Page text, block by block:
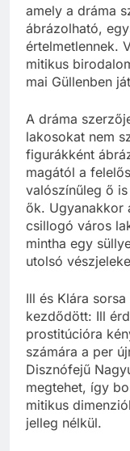
amely a dráma
ábrázolható,
értelmetlennek.
mitikus
mai Güllenben
A dráma
lakosokat nem
figurákként
magától a
valószínűleg ő
ők. Ugyanakkor
csillogó város
mintha egy
utolsó
Ill és Klára
kezdődött: Ill
prostitúcióra
számára a per
Disznófejű
megtehet, így
mitikus
jelleg nélkül.